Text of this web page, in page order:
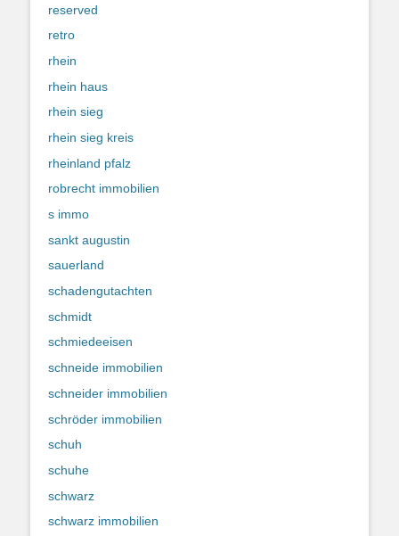
reserved
retro
rhein
rhein haus
rhein sieg
rhein sieg kreis
rheinland pfalz
robrecht immobilien
s immo
sankt augustin
sauerland
schadengutachten
schmidt
schmiedeeisen
schneide immobilien
schneider immobilien
schröder immobilien
schuh
schuhe
schwarz
schwarz immobilien